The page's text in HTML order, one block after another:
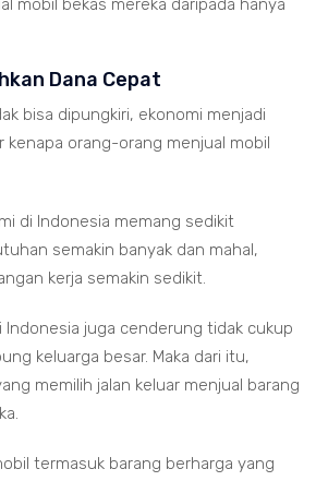
mobil bekas mereka daripada hanya
Dana Cepat
bisa dipungkiri, ekonomi menjadi
kenapa orang-orang menjual mobil
di Indonesia memang sedikit
semakin banyak dan mahal,
kerja semakin sedikit.
Indonesia juga cenderung tidak cukup
keluarga besar. Maka dari itu,
memilih jalan keluar menjual barang
termasuk barang berharga yang